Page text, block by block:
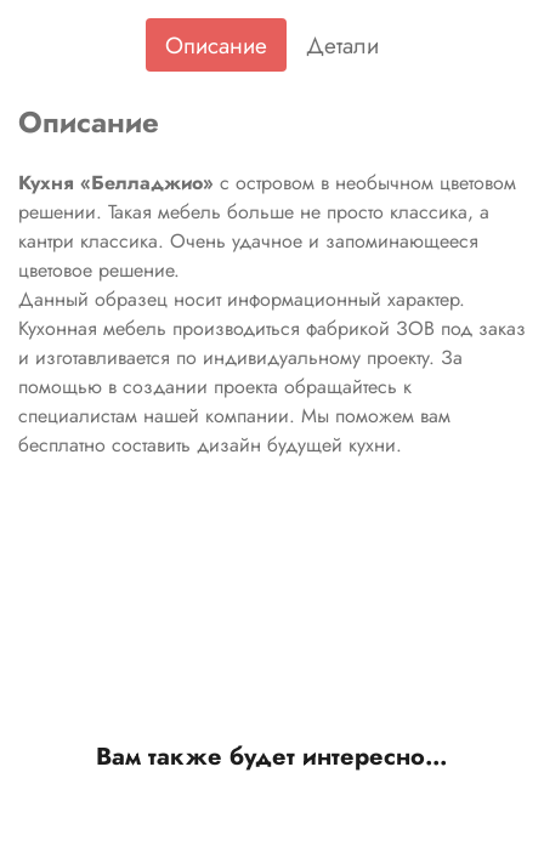
Описание Детали
Описание
Кухня «Белладжио» с островом в необычном цветовом
решении. Такая мебель больше не просто классика, а
кантри классика. Очень удачное и запоминающееся
цветовое решение.
Данный образец носит информационный характер.
Кухонная мебель производиться фабрикой ЗОВ под заказ
и изготавливается по индивидуальному проекту. За
помощью в создании проекта обращайтесь к
специалистам нашей компании. Мы поможем вам
бесплатно составить дизайн будущей кухни.
Вам также будет интересно…